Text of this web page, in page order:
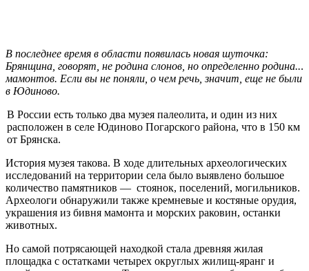
В последнее время в области появилась новая шуточка:
Брянщина, говорят, не родина слонов, но определенно родина...
мамонтов. Если вы не поняли, о чем речь, значит, еще не были
в Юдиново.
В России есть только два музея палеолита, и один из них
расположен в селе Юдиново Погарского района, что в 150 км
от Брянска.
История музея такова. В ходе длительных археологических
исследо­ваний на территории села было выяв­лено большое
количество памятников — стоянок, поселений, могильников.
Археологи обнаружили также кремне­вые и костяные орудия,
украшения из бивня мамонта и морских раковин, ос­танки
животных.
Но самой потрясающей находкой стала древняя жилая
площадка с ос­татками четырех округлых жилищ-яранг и